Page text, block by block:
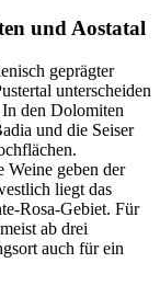
und Aostatal
geprägter
unterscheiden
den Dolomiten
und die Seiser
Weine geben der
liegt das
Rosa-Gebiet. Für
ab drei
auch für ein